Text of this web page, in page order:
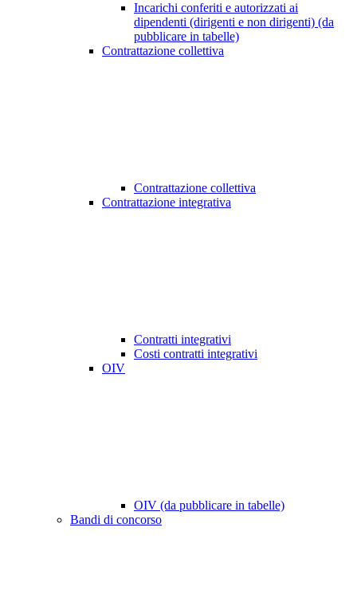
Incarichi conferiti e autorizzati ai
dipendenti (dirigenti e non dirigenti) (da
pubblicare in tabelle)
Contrattazione collettiva
Contrattazione collettiva
Contrattazione integrativa
Contratti integrativi
Costi contratti integrativi
OIV
OIV (da pubblicare in tabelle)
Bandi di concorso